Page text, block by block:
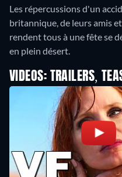
Les répercussions d'un
britannique, de leurs amis
rendent tous à une fête se
en plein désert.
VIDEOS: TRAILERS,